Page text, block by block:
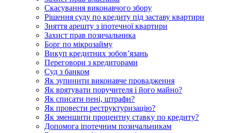
Скасування виконавчого збору
Рішення суду по кредиту під заставу квартири
Зняття арешту з іпотечної квартири
Захист прав позичальника
Борг по мікрозайму
Викуп кредитних зобов’язань
Переговори з кредиторами
Суд з банком
Як зупинити виконавче провадження
Як врятувати поручителя і його майно?
Як списати пені, штрафи?
Як провести реструктуризацію?
Як зменшити процентну ставку по кредиту?
Допомога іпотечним позичальникам